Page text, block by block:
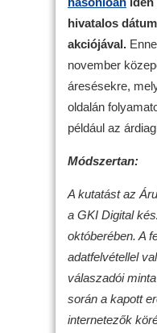
hivatalos
akciójával.
november
áresésekre,
oldalán
például az
Módszertan:
A kutatást az
a GKI Digital
októberében. A
adatfelvétellel
válaszadói
során a kapott
internetezők